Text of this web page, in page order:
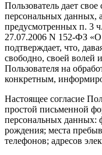
Пользователь дает свое
персональных данных,
предусмотренных п. 3
27.07.2006 N 152-ФЗ
подтверждает, что,
свободно, своей волей
Пользователя на
конкретным,
Настоящее согласие
простой письменной
персональных данных:
рождения; места
телефонов; адресов